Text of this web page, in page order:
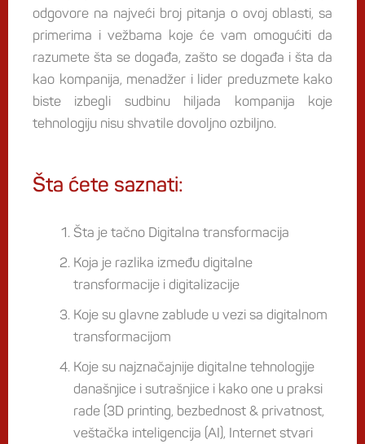
odgovore na najveći broj pitanja o ovoj oblasti, sa
primerima i vežbama koje će vam omogućiti da
razumete šta se događa, zašto se događa i šta da
kao kompanija, menadžer i lider preduzmete kako
biste izbegli sudbinu hiljada kompanija koje
tehnologiju nisu shvatile dovoljno ozbiljno.
Šta ćete saznati:
Šta je tačno Digitalna transformacija
Koja je razlika između digitalne
transformacije i digitalizacije
Koje su glavne zablude u vezi sa digitalnom
transformacijom
Koje su najznačajnije digitalne tehnologije
današnjice i sutrašnjice i kako one u praksi
rade (3D printing, bezbednost & privatnost,
veštačka inteligencija (AI), Internet stvari